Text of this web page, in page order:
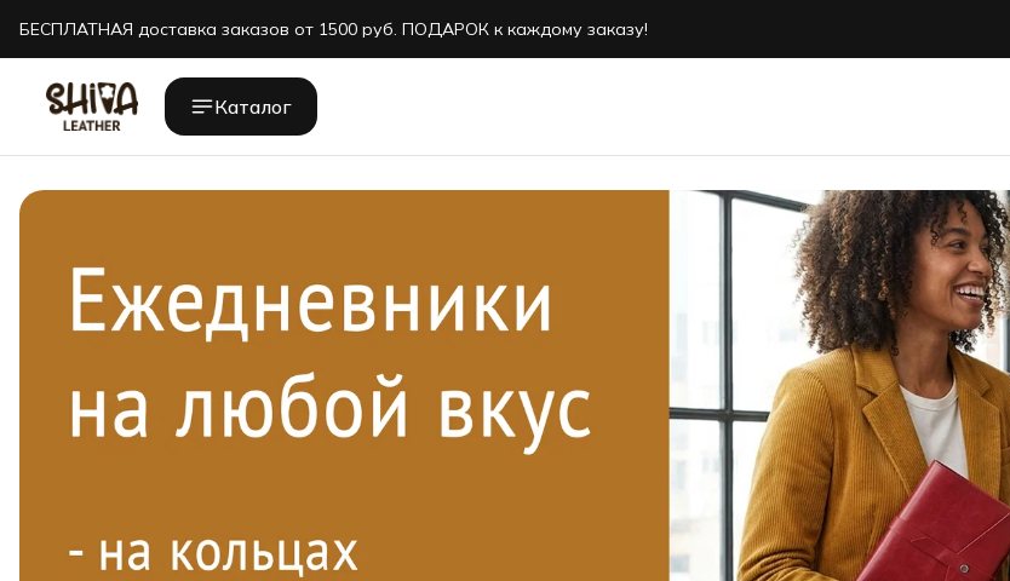
БЕСПЛАТНАЯ доставка заказов от 1500 руб. ПОДАРОК к каждому заказу!
БЕСПЛАТНАЯ доставка заказов от 1500 руб. ПОДАРОК к каждому заказу!
Каталог